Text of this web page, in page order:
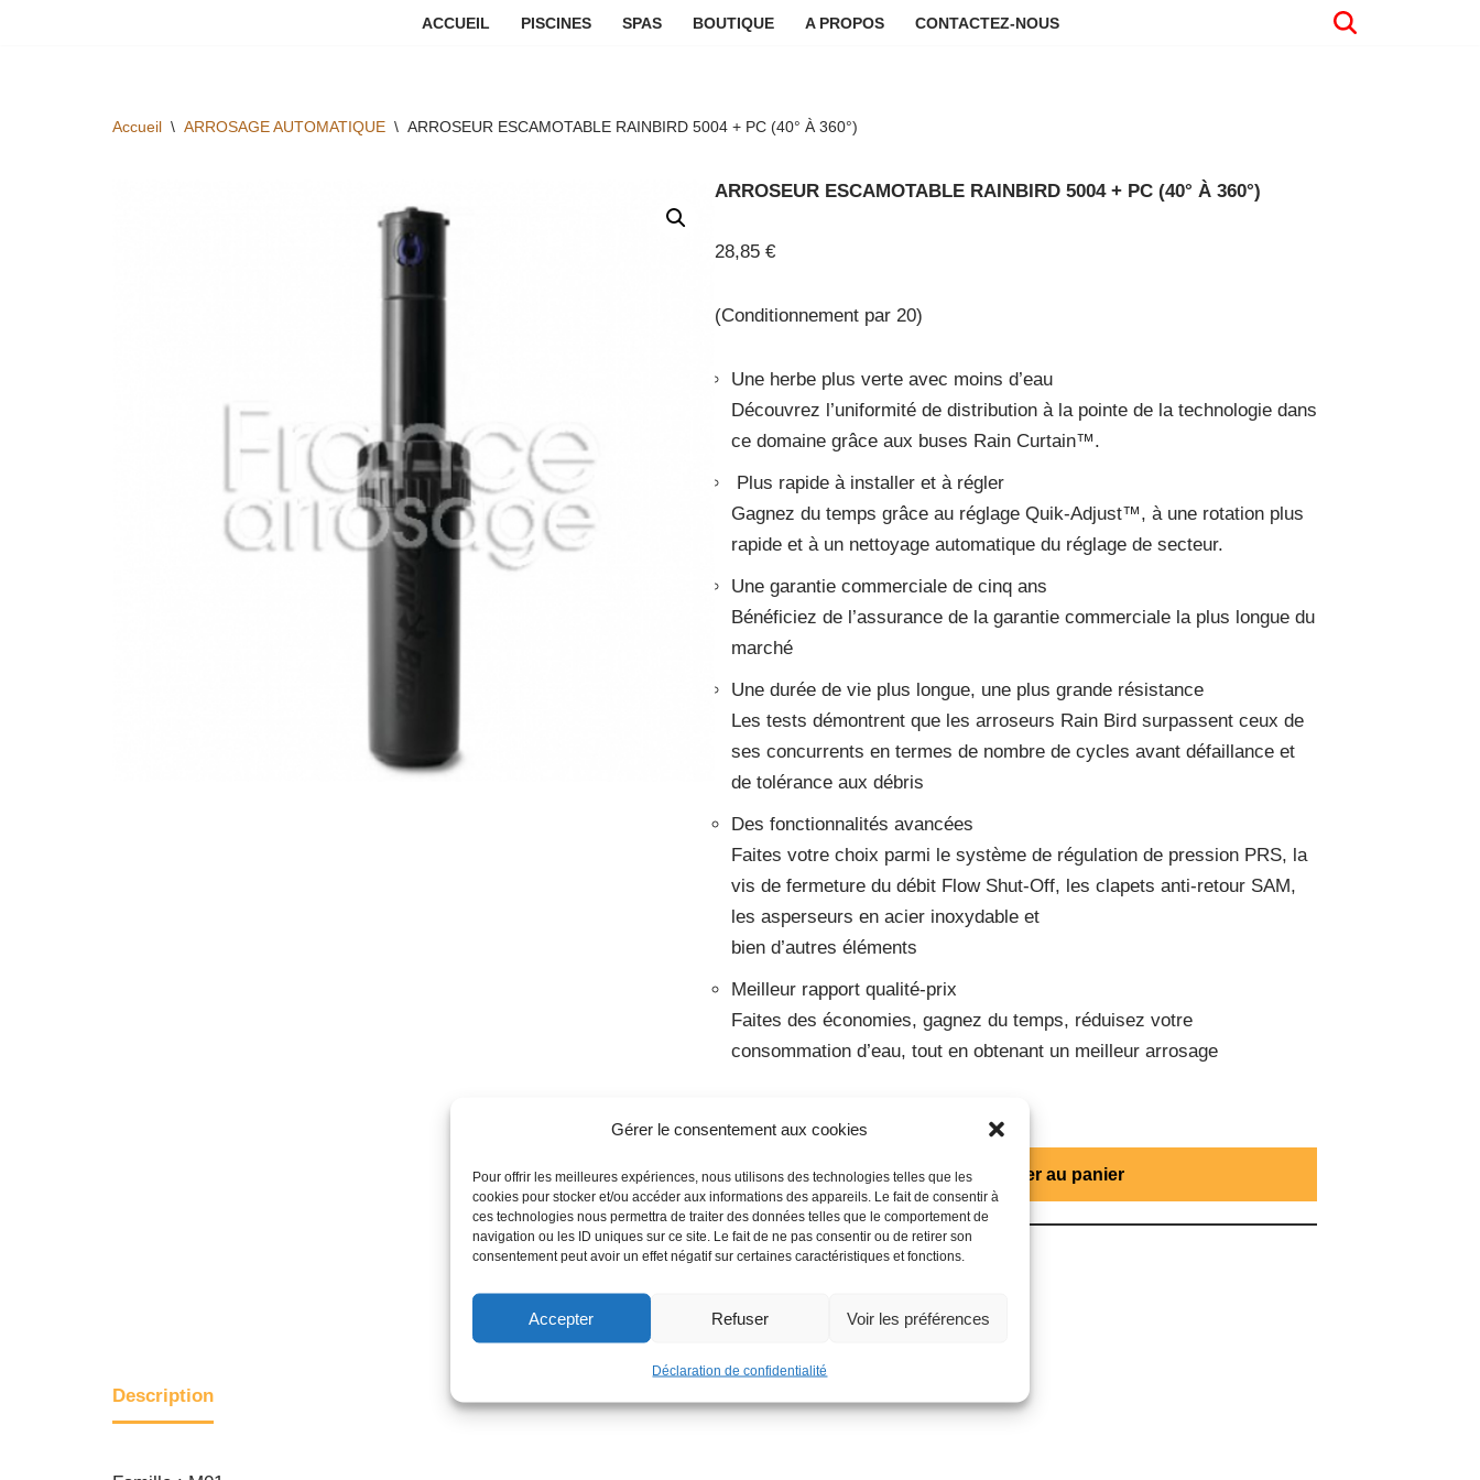
Gérer le consentement aux cookies
Pour offrir les meilleures expériences, nous utilisons des technologies telles que les
cookies pour stocker et/ou accéder aux informations des appareils. Le fait de consentir à
ces technologies nous permettra de traiter des données telles que le comportement de
navigation ou les ID uniques sur ce site. Le fait de ne pas consentir ou de retirer son
consentement peut avoir un effet négatif sur certaines caractéristiques et fonctions.
Accepter Refuser Voir les préférences
Déclaration de confidentialité
ACCUEIL PISCINES SPAS BOUTIQUE A PROPOS CONTACTEZ-NOUS
Accueil \ ARROSAGE AUTOMATIQUE \ ARROSEUR ESCAMOTABLE RAINBIRD 5004 + PC (40° À 360°)
ARROSEUR ESCAMOTABLE RAINBIRD 5004 + PC (40° À 360°)
28,85€
(Conditionnement par 20)
Une herbe plus verte avec moins d’eau
Découvrez l’uniformité de distribution à la pointe de la technologie dans
ce domaine grâce aux buses Rain Curtain™.
Plus rapide à installer et à régler
Gagnez du temps grâce au réglage Quik-Adjust™, à une rotation plus
rapide et à un nettoyage automatique du réglage de secteur.
Une garantie commerciale de cinq ans
Bénéficiez de l’assurance de la garantie commerciale la plus longue du
marché
Une durée de vie plus longue, une plus grande résistance
Les tests démontrent que les arroseurs Rain Bird surpassent ceux de
ses concurrents en termes de nombre de cycles avant défaillance et
de tolérance aux débris
Des fonctionnalités avancées
Faites votre choix parmi le système de régulation de pression PRS, la
vis de fermeture du débit Flow Shut-Off, les clapets anti-retour SAM,
les asperseurs en acier inoxydable et
bien d’autres éléments
Meilleur rapport qualité-prix
Faites des économies, gagnez du temps, réduisez votre
consommation d’eau, tout en obtenant un meilleur arrosage
Ajouter au panier
Description